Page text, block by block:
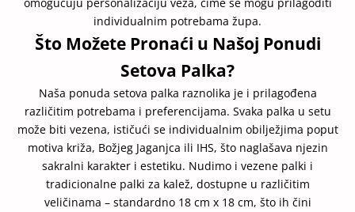
individualnim potrebama župa.
Što Možete Pronaći u Našoj Ponudi
Setova Palka?
Naša ponuda setova palka raznolika je i prilagođena
različitim potrebama i preferencijama. Svaka palka u setu
može biti vezena, ističući se individualnim obilježjima poput
motiva križa, Božjeg Jaganjca ili IHS, što naglašava njezin
sakralni karakter i estetiku. Nudimo i vezene palki i
tradicionalne palki za kalež, dostupne u različitim
veličinama – standardno 18 cm x 18 cm, što ih čini